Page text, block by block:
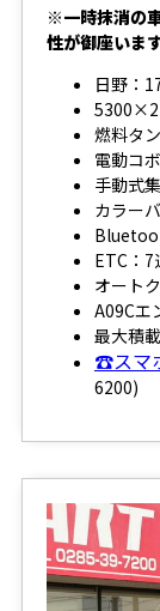
※一時抹消の
性が御座いま
日野：
燃料タ
電動コ
手動式
カラー
ETC：
オート
A09Cエ
最大積
☎スマ
6200)